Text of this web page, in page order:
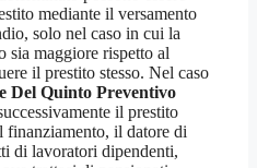
mediante il versamento
solo nel caso in cui la
sia maggiore rispetto al
il prestito stesso. Nel caso
Del Quinto Preventivo
il prestito
finanziamento, il datore di
di lavoratori dipendenti,